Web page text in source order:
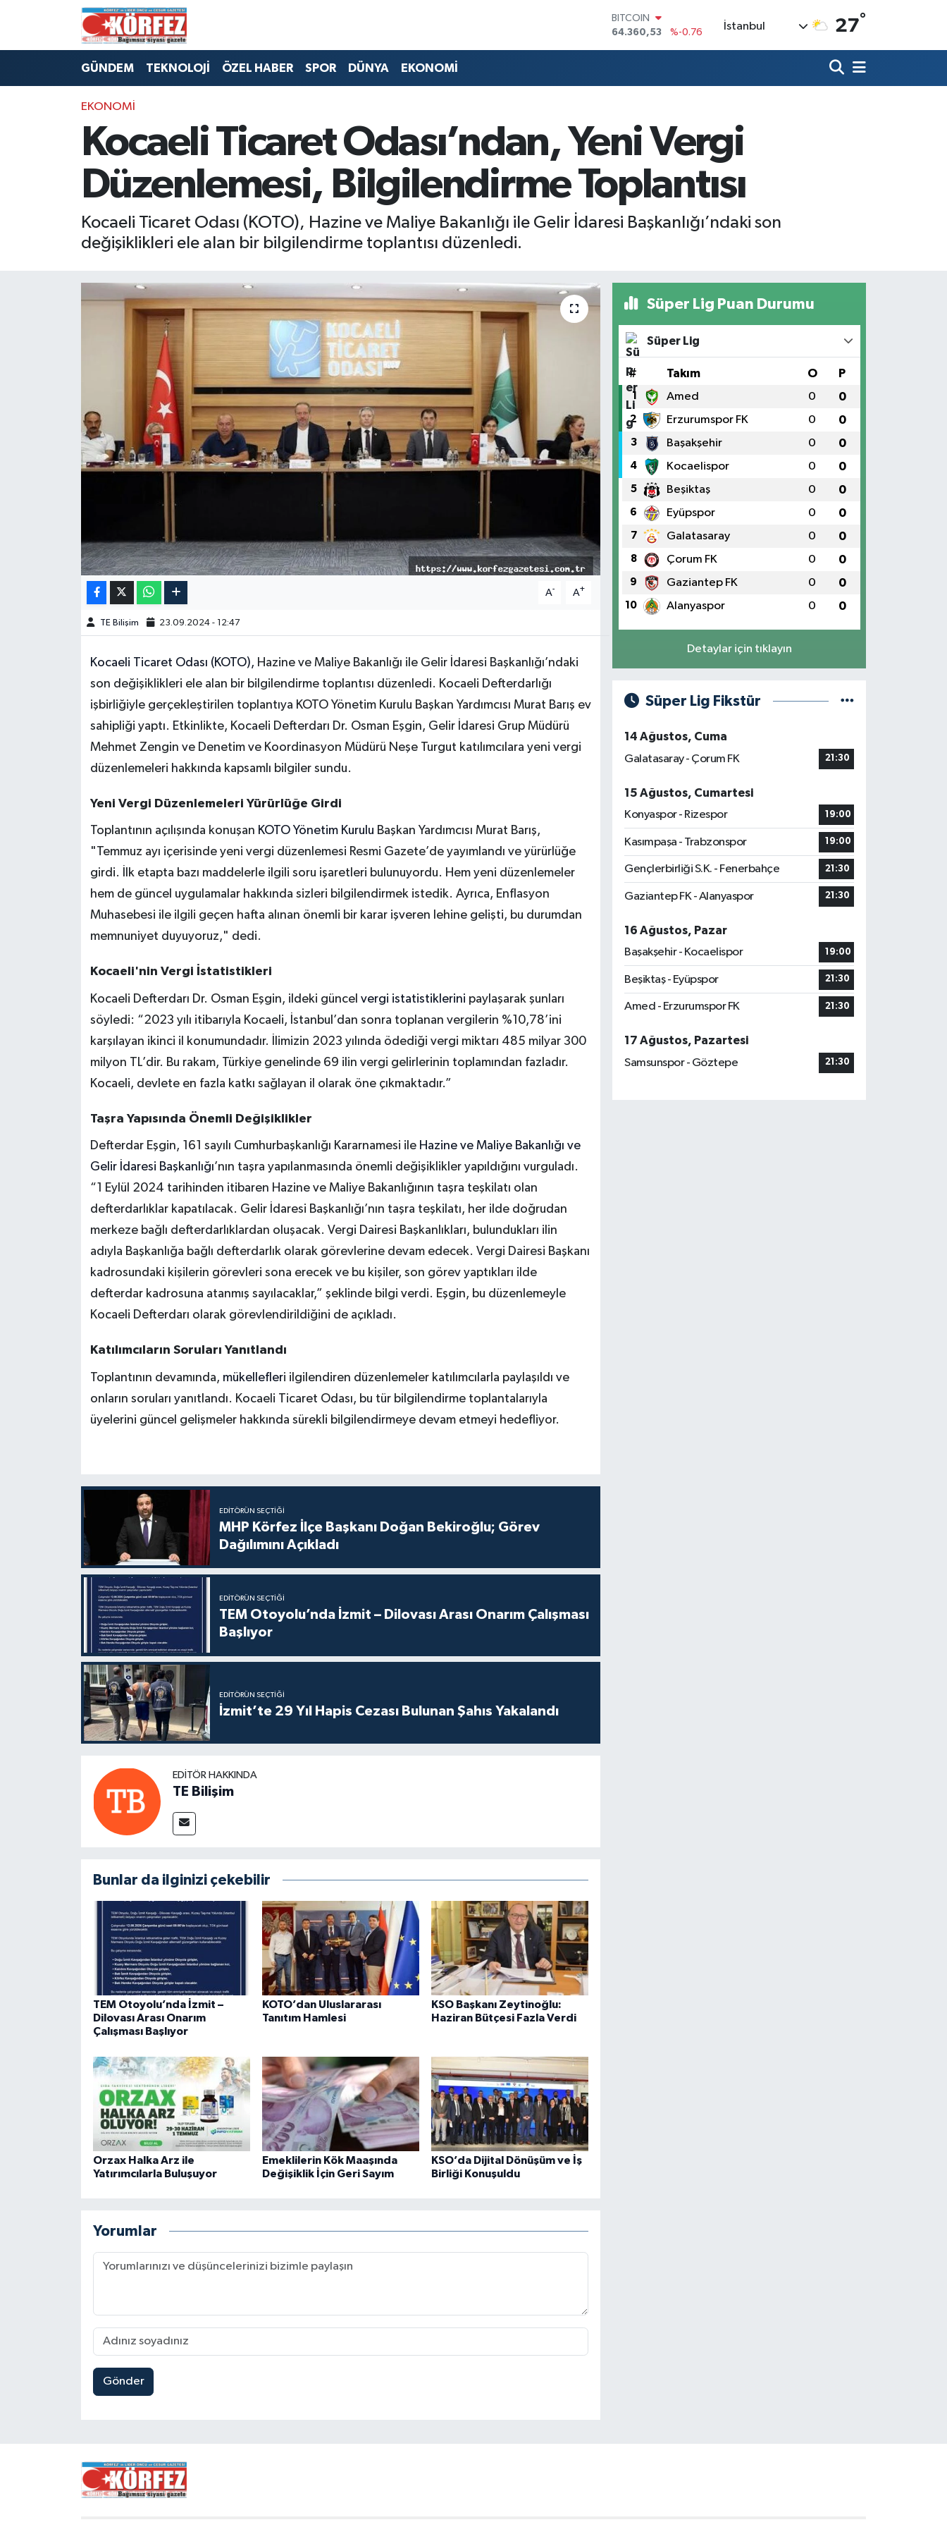
64.360,53
DOLAR
47,7069
%0.17
GRAM ALTIN
6574.81
%1.44
İstanbul 27°
GÜNDEM TEKNOLOJİ ÖZEL HABER SPOR DÜNYA EKONOMİ
EKONOMİ
Kocaeli Ticaret Odası’ndan, Yeni Vergi
Düzenlemesi, Bilgilendirme Toplantısı
Kocaeli Ticaret Odası (KOTO), Hazine ve Maliye Bakanlığı ile Gelir İdaresi Başkanlığı’ndaki son
değişiklikleri ele alan bir bilgilendirme toplantısı düzenledi.
A- A+
TE Bilişim 23.09.2024 - 12:47
Kocaeli Ticaret Odası (KOTO), Hazine ve Maliye Bakanlığı ile Gelir İdaresi Başkanlığı’ndaki
son değişiklikleri ele alan bir bilgilendirme toplantısı düzenledi. Kocaeli Defterdarlığı
işbirliğiyle gerçekleştirilen toplantıya KOTO Yönetim Kurulu Başkan Yardımcısı Murat Barış ev
sahipliği yaptı. Etkinlikte, Kocaeli Defterdarı Dr. Osman Eşgin, Gelir İdaresi Grup Müdürü
Mehmet Zengin ve Denetim ve Koordinasyon Müdürü Neşe Turgut katılımcılara yeni vergi
düzenlemeleri hakkında kapsamlı bilgiler sundu.
Yeni Vergi Düzenlemeleri Yürürlüğe Girdi
Toplantının açılışında konuşan KOTO Yönetim Kurulu Başkan Yardımcısı Murat Barış,
"Temmuz ayı içerisinde yeni vergi düzenlemesi Resmi Gazete’de yayımlandı ve yürürlüğe
girdi. İlk etapta bazı maddelerle ilgili soru işaretleri bulunuyordu. Hem yeni düzenlemeler
hem de güncel uygulamalar hakkında sizleri bilgilendirmek istedik. Ayrıca, Enflasyon
Muhasebesi ile ilgili geçen hafta alınan önemli bir karar işveren lehine gelişti, bu durumdan
memnuniyet duyuyoruz," dedi.
Kocaeli'nin Vergi İstatistikleri
Kocaeli Defterdarı Dr. Osman Eşgin, ildeki güncel vergi istatistiklerini paylaşarak şunları
söyledi: “2023 yılı itibarıyla Kocaeli, İstanbul’dan sonra toplanan vergilerin %10,78’ini
karşılayan ikinci il konumundadır. İlimizin 2023 yılında ödediği vergi miktarı 485 milyar 300
milyon TL’dir. Bu rakam, Türkiye genelinde 69 ilin vergi gelirlerinin toplamından fazladır.
Kocaeli, devlete en fazla katkı sağlayan il olarak öne çıkmaktadır.”
Taşra Yapısında Önemli Değişiklikler
Defterdar Eşgin, 161 sayılı Cumhurbaşkanlığı Kararnamesi ile Hazine ve Maliye Bakanlığı ve
Gelir İdaresi Başkanlığı’nın taşra yapılanmasında önemli değişiklikler yapıldığını vurguladı.
“1 Eylül 2024 tarihinden itibaren Hazine ve Maliye Bakanlığının taşra teşkilatı olan
defterdarlıklar kapatılacak. Gelir İdaresi Başkanlığı’nın taşra teşkilatı, her ilde doğrudan
merkeze bağlı defterdarlıklardan oluşacak. Vergi Dairesi Başkanlıkları, bulundukları ilin
adıyla Başkanlığa bağlı defterdarlık olarak görevlerine devam edecek. Vergi Dairesi Başkanı
kadrosundaki kişilerin görevleri sona erecek ve bu kişiler, son görev yaptıkları ilde
defterdar kadrosuna atanmış sayılacaklar,” şeklinde bilgi verdi. Eşgin, bu düzenlemeyle
Kocaeli Defterdarı olarak görevlendirildiğini de açıkladı.
Katılımcıların Soruları Yanıtlandı
Toplantının devamında, mükellefleri ilgilendiren düzenlemeler katılımcılarla paylaşıldı ve
onların soruları yanıtlandı. Kocaeli Ticaret Odası, bu tür bilgilendirme toplantalarıyla
üyelerini güncel gelişmeler hakkında sürekli bilgilendirmeye devam etmeyi hedefliyor.
EDITÖRÜN SEÇTIĞI
MHP Körfez İlçe Başkanı Doğan Bekiroğlu; Görev
Dağılımını Açıkladı
EDITÖRÜN SEÇTIĞI
TEM Otoyolu’nda İzmit – Dilovası Arası Onarım Çalışması
Başlıyor
EDITÖRÜN SEÇTIĞI
İzmit’te 29 Yıl Hapis Cezası Bulunan Şahıs Yakalandı
EDITÖR HAKKINDA
TE Bilişim
Bunlar da ilginizi çekebilir
TEM Otoyolu’nda İzmit –
Dilovası Arası Onarım
Çalışması Başlıyor
KOTO’dan Uluslararası
Tanıtım Hamlesi
KSO Başkanı Zeytinoğlu:
Haziran Bütçesi Fazla Verdi
Orzax Halka Arz ile
Yatırımcılarla Buluşuyor
Emeklilerin Kök Maaşında
Değişiklik İçin Geri Sayım
KSO’da Dijital Dönüşüm ve İş
Birliği Konuşuldu
Yorumlar
Gönder
Süper Lig Puan Durumu
Süper Lig
# Takım O P
1 Amed 0 0
2 Erzurumspor FK 0 0
3 Başakşehir 0 0
4 Kocaelispor 0 0
5 Beşiktaş 0 0
6 Eyüpspor 0 0
7 Galatasaray 0 0
8 Çorum FK 0 0
9 Gaziantep FK 0 0
10 Alanyaspor 0 0
Detaylar için tıklayın
Süper Lig Fikstür
14 Ağustos, Cuma
Galatasaray - Çorum FK
21:30
15 Ağustos, Cumartesi
Konyaspor - Rizespor
19:00
Kasımpaşa - Trabzonspor 19:00
Gençlerbirliği S.K. - Fenerbahçe 21:30
Gaziantep FK - Alanyaspor 21:30
16 Ağustos, Pazar
Başakşehir - Kocaelispor
19:00
Beşiktaş - Eyüpspor 21:30
Amed - Erzurumspor FK 21:30
17 Ağustos, Pazartesi
Samsunspor - Göztepe
21:30
Hava Durumu
Trafik Durumu
Süper Lig Puan Durumu ve Fikstür
Son Dakika Haberleri